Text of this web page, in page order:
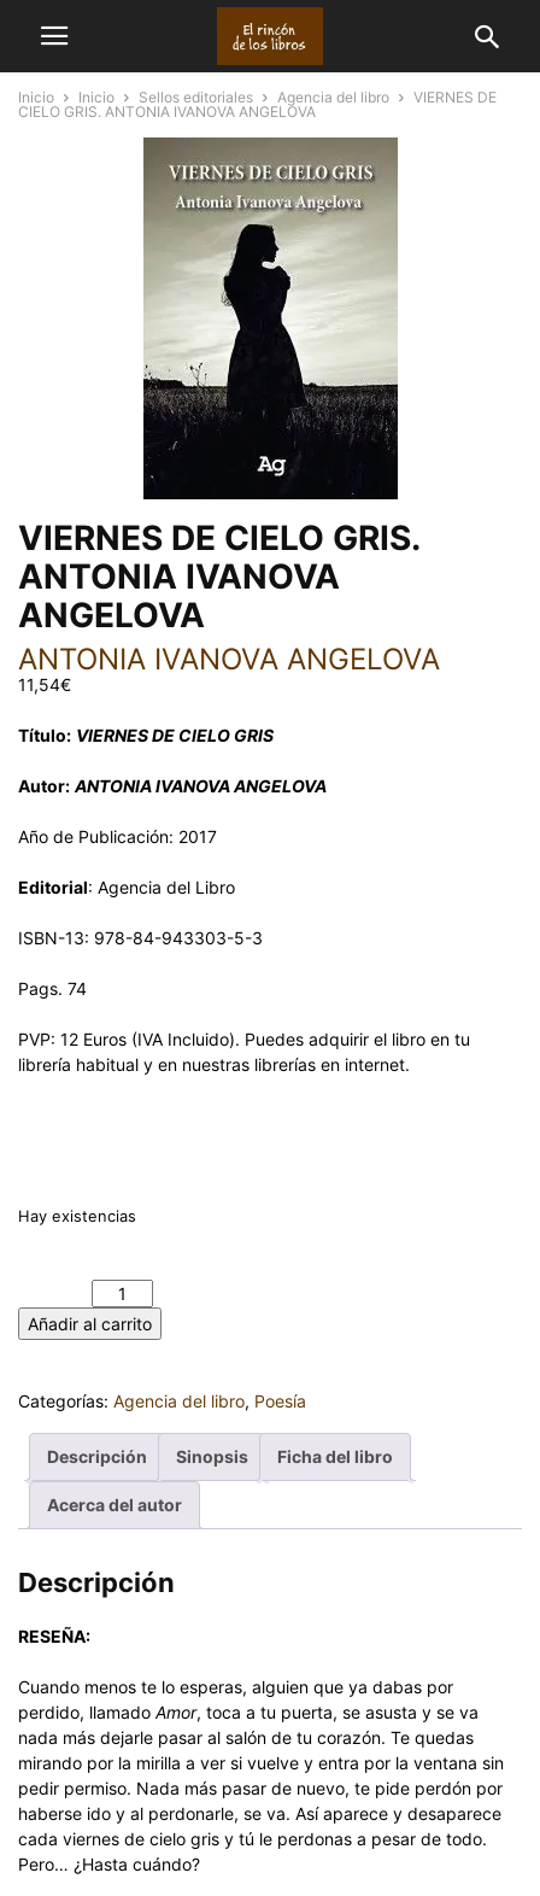
Inicio Inicio Sellos editoriales Agencia del libro
VIERNES DE
CIELO GRIS. ANTONIA IVANOVA ANGELOVA
VIERNES DE CIELO GRIS.
ANTONIA IVANOVA
ANGELOVA
ANTONIA IVANOVA ANGELOVA
11,54€
Título: VIERNES DE CIELO GRIS
Autor: ANTONIA IVANOVA ANGELOVA
Año de Publicación: 2017
Editorial: Agencia del Libro
ISBN-13: 978-84-943303-5-3
Pags. 74
PVP: 12 Euros (IVA Incluido). Puedes adquirir el libro en tu
librería habitual y en nuestras librerías en internet.
Hay existencias
Añadir al carrito
Categorías: Agencia del libro, Poesía
Descripción Sinopsis Ficha del libro
Acerca del autor
Descripción
RESEÑA:
Cuando menos te lo esperas, alguien que ya dabas por
perdido, llamado Amor, toca a tu puerta, se asusta y se va
nada más dejarle pasar al salón de tu corazón. Te quedas
mirando por la mirilla a ver si vuelve y entra por la ventana sin
pedir permiso. Nada más pasar de nuevo, te pide perdón por
haberse ido y al perdonarle, se va. Así aparece y desaparece
cada viernes de cielo gris y tú le perdonas a pesar de todo.
Pero… ¿Hasta cuándo?